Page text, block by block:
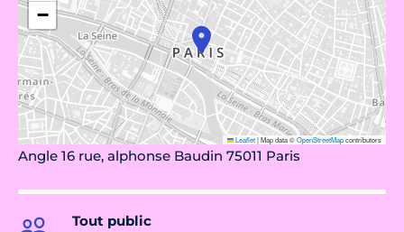
−
Leaflet|Map data ©OpenStreetMapcontributors
Angle 16 rue, alphonse Baudin 75011 Paris
Tout public